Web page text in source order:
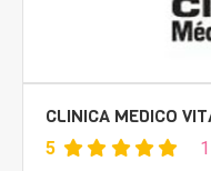
CLINICA MEDICO
5